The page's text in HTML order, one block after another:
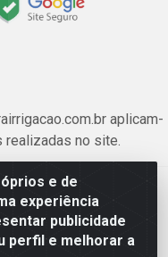
e de
experiência
publicidade
perfil e melhorar a
aplicam-
realizadas no site.
Castelo Branco, 5330 -
74.433-205 - CNPJ
00